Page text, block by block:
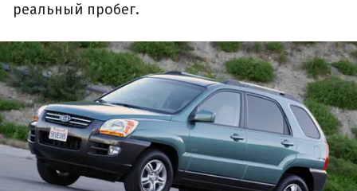
реальный пробег.